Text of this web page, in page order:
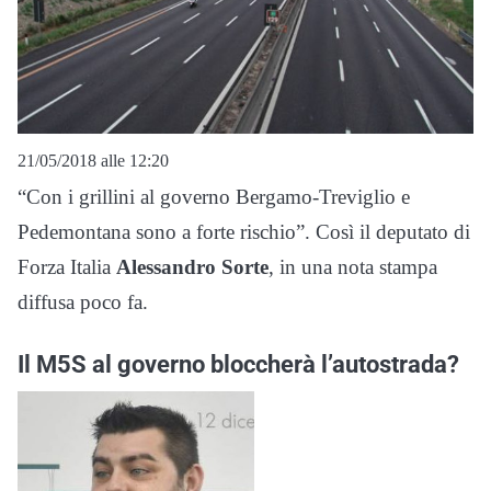
21/05/2018 alle 12:20
“Con i grillini al governo Bergamo-Treviglio e
Pedemontana sono a forte rischio”. Così il deputato di
Forza Italia Alessandro Sorte, in una nota stampa
diffusa poco fa.
Il M5S al governo bloccherà l’autostrada?